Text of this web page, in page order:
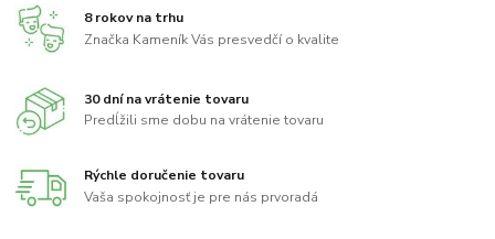
8 rokov na trhu
Značka Kameník Vás presvedčí o kvalite
30 dní na vrátenie tovaru
Predĺžili sme dobu na vrátenie tovaru
Rýchle doručenie tovaru
Vaša spokojnosť je pre nás prvoradá